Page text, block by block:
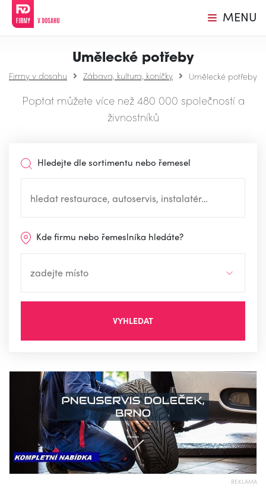
MENU
Umělecké potřeby
Firmy v dosahu Zábava, kultura, koníčky Umělecké potřeby
Poptat můžete více než 480 000 společností a
živnostníků
Hledejte dle sortimentu nebo řemesel
Kde firmu nebo řemeslníka hledáte?
VYHLEDAT
REKLAMA